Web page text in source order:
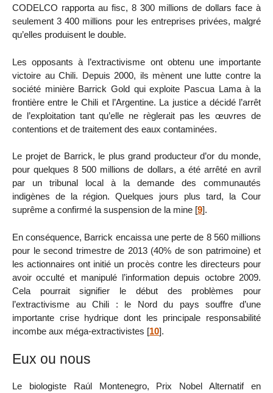
CODELCO rapporta au fisc, 8 300 millions de dollars face à
seulement 3 400 millions pour les entreprises privées, malgré
qu’elles produisent le double.
Les opposants à l’extractivisme ont obtenu une importante
victoire au Chili. Depuis 2000, ils mènent une lutte contre la
société minière Barrick Gold qui exploite Pascua Lama à la
frontière entre le Chili et l’Argentine. La justice a décidé l’arrêt
de l’exploitation tant qu’elle ne règlerait pas les œuvres de
contentions et de traitement des eaux contaminées.
Le projet de Barrick, le plus grand producteur d’or du monde,
pour quelques 8 500 millions de dollars, a été arrêté en avril
par un tribunal local à la demande des communautés
indigènes de la région. Quelques jours plus tard, la Cour
suprême a confirmé la suspension de la mine [9].
En conséquence, Barrick encaissa une perte de 8 560 millions
pour le second trimestre de 2013 (40% de son patrimoine) et
les actionnaires ont initié un procès contre les directeurs pour
avoir occulté et manipulé l’information depuis octobre 2009.
Cela pourrait signifier le début des problèmes pour
l’extractivisme au Chili : le Nord du pays souffre d’une
importante crise hydrique dont les principale responsabilité
incombe aux méga-extractivistes [10].
Eux ou nous
Le biologiste Raúl Montenegro, Prix Nobel Alternatif en